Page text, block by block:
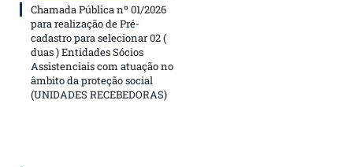
Chamada Pública nº 01/2026
para realização de Pré-
cadastro para selecionar 02 (
duas ) Entidades Sócios
Assistenciais com atuação no
âmbito da proteção social
(UNIDADES RECEBEDORAS)